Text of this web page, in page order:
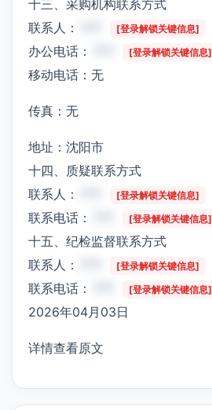
十三、采购机构联系方式
联系人：
[登录解锁关键信息]
办公电话： [登录解锁关键信息]
移动电话：无
传真：无
地址：沈阳市
十四、质疑联系方式
联系人：
[登录解锁关键信息]
联系电话： [登录解锁关键信息]
十五、纪检监督联系方式
联系人：
[登录解锁关键信息]
联系电话： [登录解锁关键信息]
2026年04月03日
详情查看原文